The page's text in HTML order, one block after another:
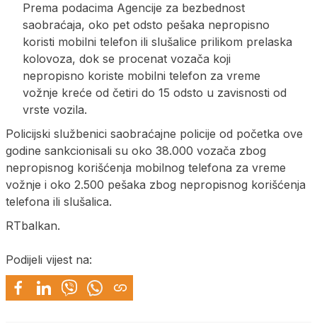
Prema podacima Agencije za bezbednost
saobraćaja, oko pet odsto pešaka nepropisno
koristi mobilni telefon ili slušalice prilikom prelaska
kolovoza, dok se procenat vozača koji
nepropisno koriste mobilni telefon za vreme
vožnje kreće od četiri do 15 odsto u zavisnosti od
vrste vozila.
Policijski službenici saobraćajne policije od početka ove
godine sankcionisali su oko 38.000 vozača zbog
nepropisnog korišćenja mobilnog telefona za vreme
vožnje i oko 2.500 pešaka zbog nepropisnog korišćenja
telefona ili slušalica.
RTbalkan.
Podijeli vijest na: